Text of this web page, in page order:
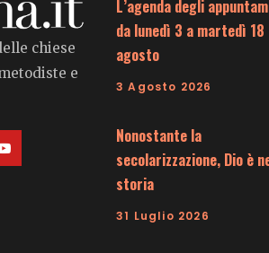
chiese
e
L’agenda degli
da lunedì 3 a martedì 18
agosto
3 Agosto 2026
Nonostante la
secolarizzazione, Dio è
storia
31 Luglio 2026